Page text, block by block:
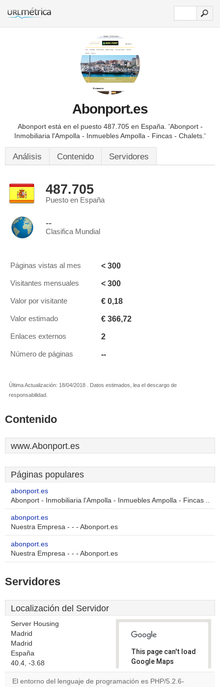
Abonport.es
Abonport está en el puesto 487.705 en España. 'Abonport -
Inmobiliaria l'Ampolla - Inmuebles Ampolla - Fincas - Chalets.'
Análisis Contenido Servidores
487.705
Puesto en España
--
Clasifica Mundial
Páginas vistas al mes < 300
Visitantes mensuales < 300
Valor por visitante € 0,18
Valor estimado € 366,72
Enlaces externos 2
Número de páginas --
Última Actualización: 18/04/2018 . Datos estimados, lea el descargo de
responsabilidad.
Contenido
www.Abonport.es
Páginas populares
abonport.es
Abonport - Inmobiliaria l'Ampolla - Inmuebles Ampolla - Fincas ..
abonport.es
Nuestra Empresa - - - Abonport.es
abonport.es
Nuestra Empresa - - - Abonport.es
Servidores
Localización del Servidor
Server Housing
Madrid
Madrid
España
40.4, -3.68
This page can't load
Google Maps
correctly.
El entorno del lenguaje de programación es PHP/5.2.6-